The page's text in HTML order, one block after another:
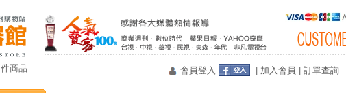
件商品 會員登入 加入會員 訂單查詢